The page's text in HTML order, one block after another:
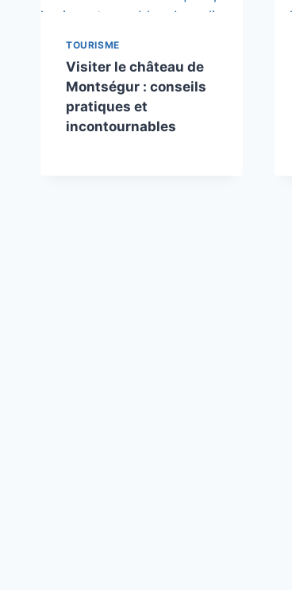
TOURISME
Visiter le château de
Montségur : conseils
pratiques et
incontournables